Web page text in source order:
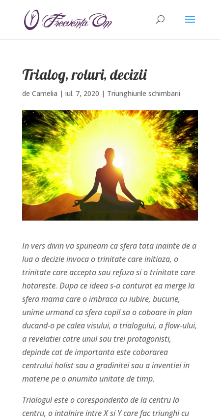
Trialog, roluri, decizii
de Camelia | iul. 7, 2020 | Triunghiurile schimbarii
In vers divin va spuneam ca sfera tata inainte de a
lua o decizie invoca o trinitate care initiaza, o
trinitate care accepta sau refuza si o trinitate care
hotareste. Dupa ce ideea s-a conturat ea merge la
sfera mama care o imbraca cu iubire, bucurie,
unime urmand ca sfera copil sa o coboare in plan
ducand-o pe calea visului, a trialogului, a flow-ului,
a revelatiei catre unul sau trei protagonisti,
depinde cat de importanta este coborarea
centrului holist sau a gradinitei sau a inventiei in
materie pe o anumita unitate de timp.
Trialogul este o corespondenta de la centru la
centru, o intalnire intre X si Y care fac triunghi cu